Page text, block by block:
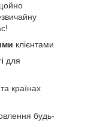
клієнтами
для
країнах
будь-